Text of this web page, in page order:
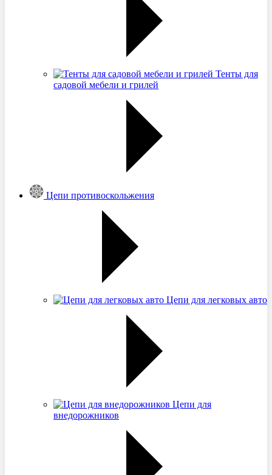
Тенты для
садовой мебели и грилей
Цепи противоскольжения
Цепи для легковых авто
Цепи для
внедорожников